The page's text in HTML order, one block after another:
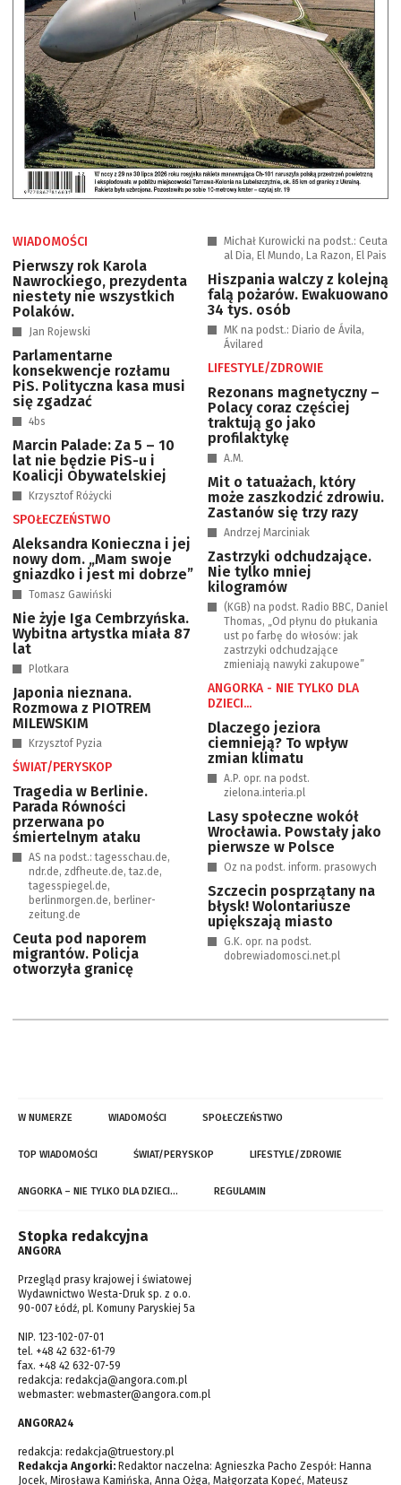
WIADOMOŚCI
Pierwszy rok Karola
Nawrockiego, prezydenta
niestety nie wszystkich
Polaków.
Jan Rojewski
Parlamentarne
konsekwencje rozłamu
PiS. Polityczna kasa musi
się zgadzać
4bs
Marcin Palade: Za 5 – 10
lat nie będzie PiS-u i
Koalicji Obywatelskiej
Krzysztof Różycki
SPOŁECZEŃSTWO
Aleksandra Konieczna i jej
nowy dom. „Mam swoje
gniazdko i jest mi dobrze”
Tomasz Gawiński
Nie żyje Iga Cembrzyńska.
Wybitna artystka miała 87
lat
Plotkara
Japonia nieznana.
Rozmowa z PIOTREM
MILEWSKIM
Krzysztof Pyzia
ŚWIAT/PERYSKOP
Tragedia w Berlinie.
Parada Równości
przerwana po
śmiertelnym ataku
AS na podst.: tagesschau.de,
ndr.de, zdfheute.de, taz.de,
tagesspiegel.de,
berlinmorgen.de, berliner-
zeitung.de
Ceuta pod naporem
migrantów. Policja
otworzyła granicę
Michał Kurowicki na podst.: Ceuta
al Dia, El Mundo, La Razon, El Pais
Hiszpania walczy z kolejną
falą pożarów. Ewakuowano
34 tys. osób
MK na podst.: Diario de Ávila,
Ávilared
LIFESTYLE/ZDROWIE
Rezonans magnetyczny –
Polacy coraz częściej
traktują go jako
profilaktykę
A.M.
Mit o tatuażach, który
może zaszkodzić zdrowiu.
Zastanów się trzy razy
Andrzej Marciniak
Zastrzyki odchudzające.
Nie tylko mniej
kilogramów
(KGB) na podst. Radio BBC, Daniel
Thomas, „Od płynu do płukania
ust po farbę do włosów: jak
zastrzyki odchudzające
zmieniają nawyki zakupowe”
ANGORKA - NIE TYLKO DLA
DZIECI...
Dlaczego jeziora
ciemnieją? To wpływ
zmian klimatu
A.P. opr. na podst.
zielona.interia.pl
Lasy społeczne wokół
Wrocławia. Powstały jako
pierwsze w Polsce
Oz na podst. inform. prasowych
Szczecin posprzątany na
błysk! Wolontariusze
upiększają miasto
G.K. opr. na podst.
dobrewiadomosci.net.pl
W NUMERZE WIADOMOŚCI SPOŁECZEŃSTWO
TOP WIADOMOŚCI ŚWIAT/PERYSKOP LIFESTYLE/ZDROWIE
ANGORKA – NIE TYLKO DLA DZIECI… REGULAMIN
Stopka redakcyjna
ANGORA
Przegląd prasy krajowej i światowej
Wydawnictwo Westa-Druk sp. z o.o.
90-007 Łódź, pl. Komuny Paryskiej 5a
NIP. 123-102-07-01
tel. +48 42 632-61-79
fax. +48 42 632-07-59
redakcja: redakcja@angora.com.pl
webmaster: webmaster@angora.com.pl
ANGORA24
redakcja: redakcja@truestory.pl
Redakcja Angorki: Redaktor naczelna: Agnieszka Pacho Zespół: Hanna
Jocek, Mirosława Kamińska, Anna Ożga, Małgorzata Kopeć, Mateusz